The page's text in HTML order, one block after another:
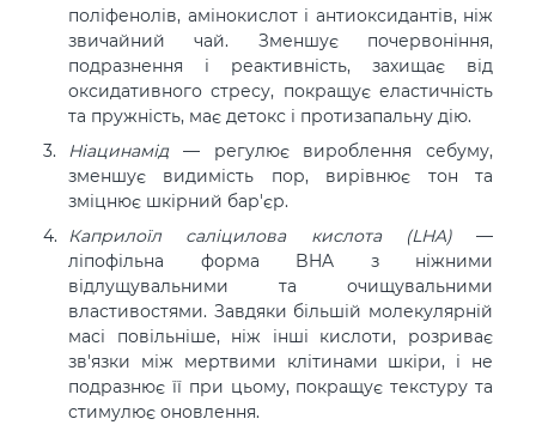
поліфенолів, амінокислот і антиоксидантів, ніж
звичайний чай. Зменшує почервоніння,
подразнення і реактивність, захищає від
оксидативного стресу, покращує еластичність
та пружність, має детокс і протизапальну дію.
Ніацинамід — регулює вироблення себуму,
зменшує видимість пор, вирівнює тон та
зміцнює шкірний бар'єр.
Каприлоїл саліцилова кислота (LHA)—
ліпофільна форма BHA з ніжними
відлущувальними та очищувальними
властивостями. Завдяки більшій молекулярній
масі повільніше, ніж інші кислоти, розриває
зв'язки між мертвими клітинами шкіри, і не
подразнює її при цьому, покращує текстуру та
стимулює оновлення.